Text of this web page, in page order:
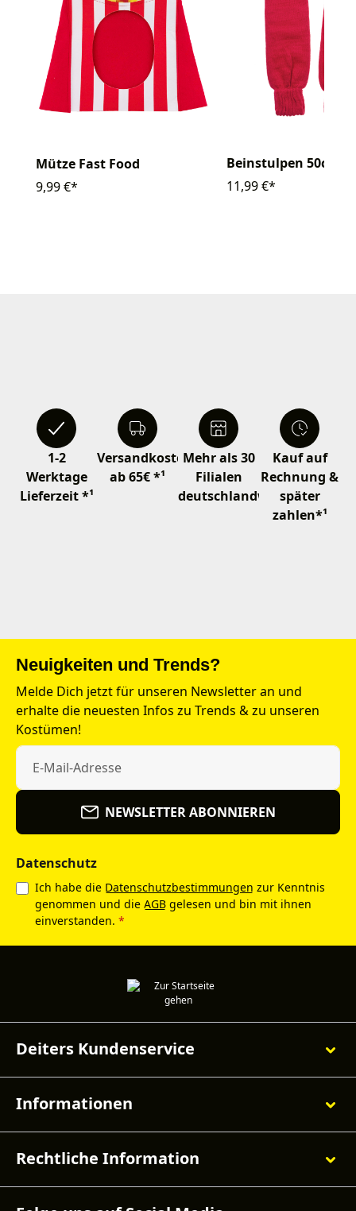
Mütze Fast Food
9,99 €*
Beinstulpen 50cm
11,99 €*
1-2
Werktage
Lieferzeit *¹
Versandkostenfrei
ab 65€ *¹
Mehr als 30
Filialen
deutschlandweit
Kauf auf
Rechnung &
später
zahlen*¹
Neuigkeiten und Trends?
Melde Dich jetzt für unseren Newsletter an und
erhalte die neuesten Infos zu Trends & zu unseren
Kostümen!
NEWSLETTER ABONNIEREN
Datenschutz
Ich habe die Datenschutzbestimmungen zur Kenntnis
genommen und die AGB gelesen und bin mit ihnen
einverstanden. *
Deiters Kundenservice
Informationen
Rechtliche Information